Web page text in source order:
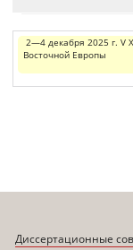
2—4 декабря 2025 г. V
Восточной Европы
Диссертационные